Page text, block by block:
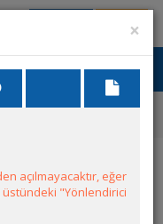
×
açılmayacaktır, eğer
"Yönlendirici